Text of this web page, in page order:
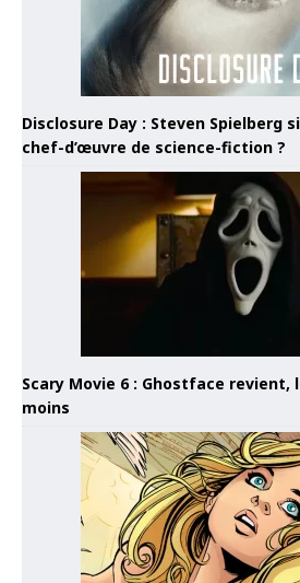
Disclosure Day : Steven Spielberg
chef-d’œuvre de science-fiction ?
Scary Movie 6 : Ghostface revient,
moins